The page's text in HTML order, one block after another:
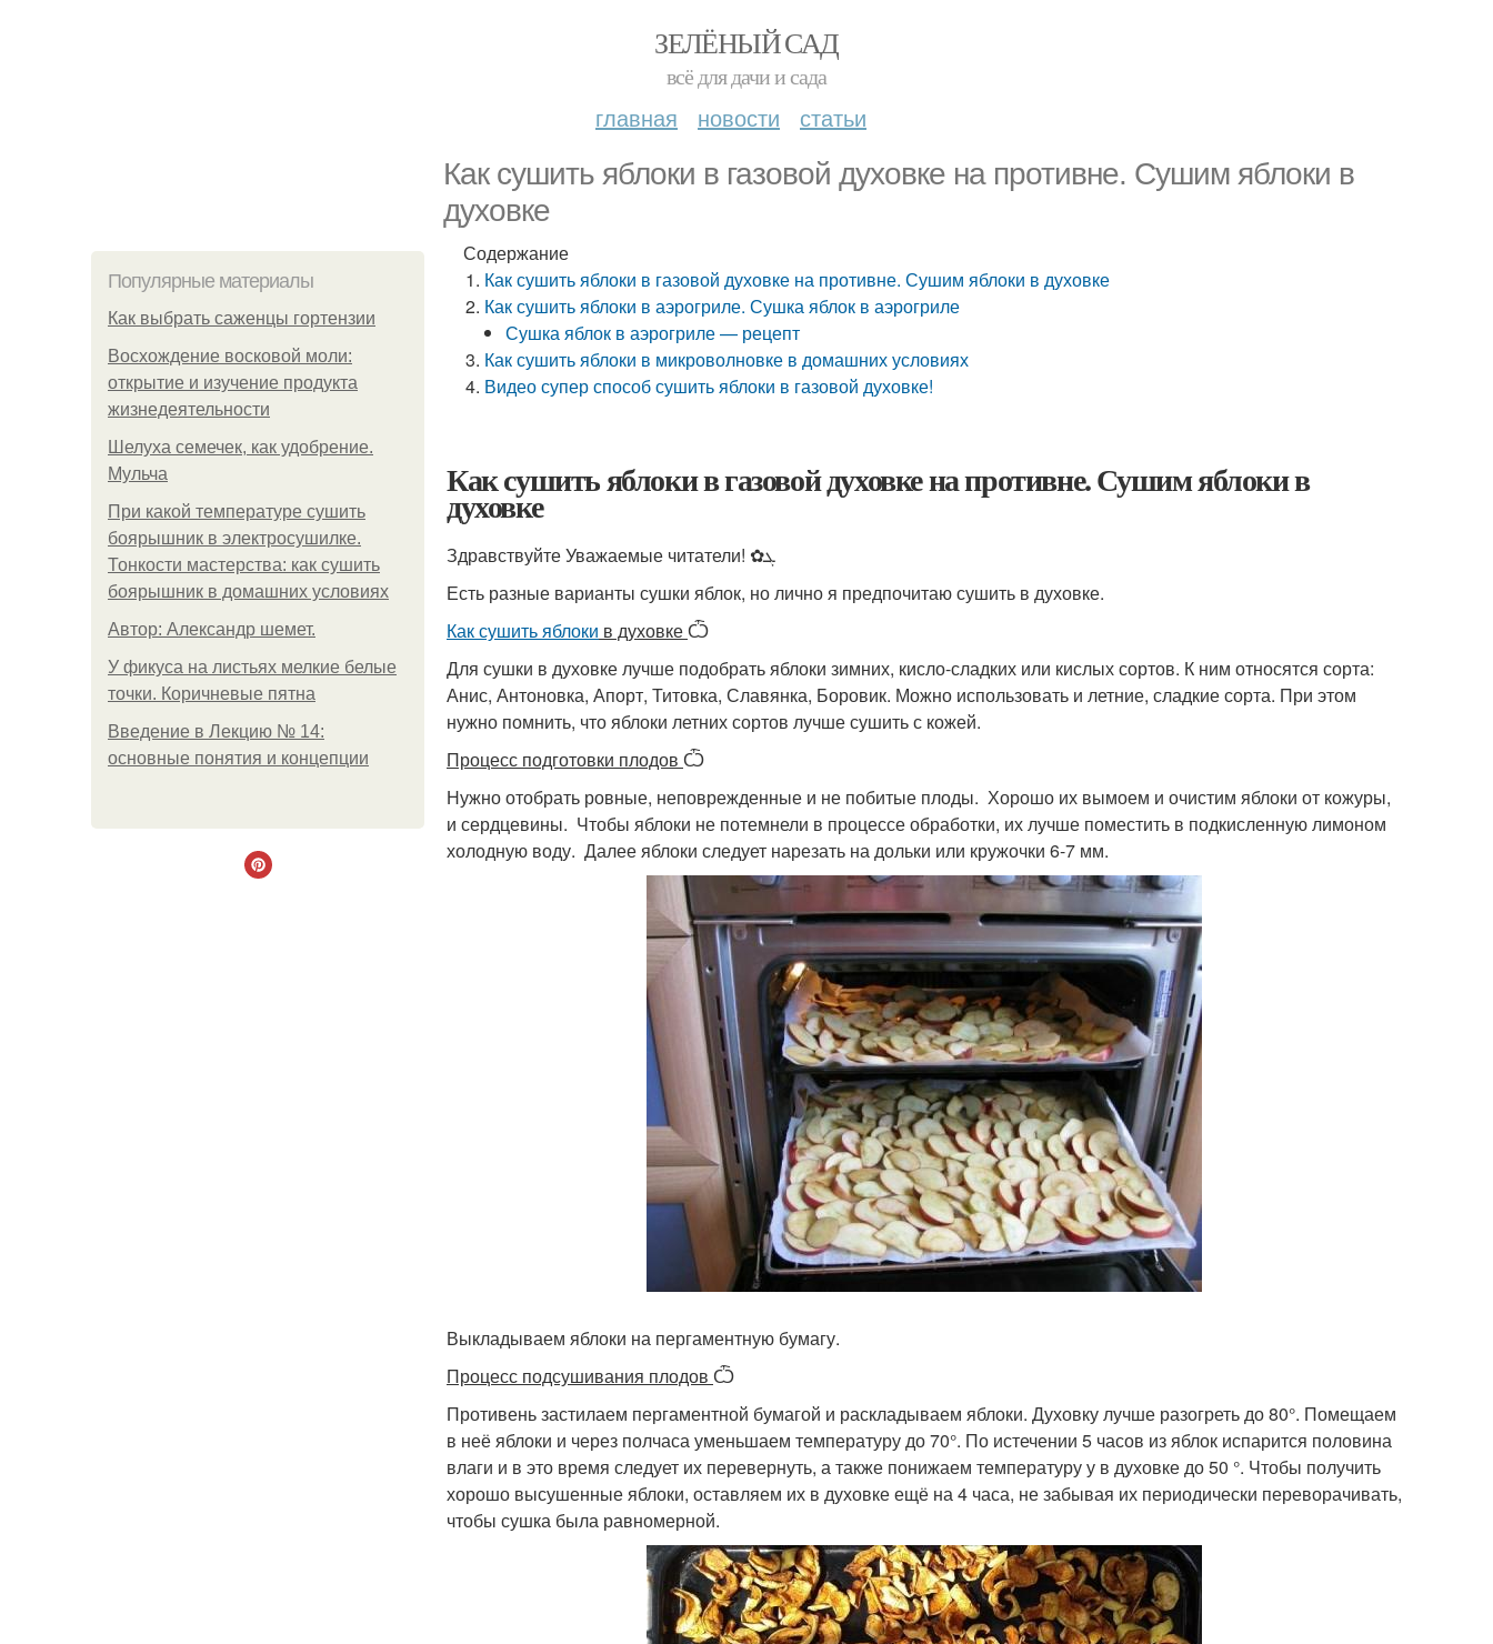
ЗЕЛЁНЫЙ САД
всё для дачи и сада
главная новости статьи
Как сушить яблоки в газовой духовке на противне. Сушим яблоки в
духовке
Популярные материалы
Как выбрать саженцы гортензии
Восхождение восковой моли:
открытие и изучение продукта
жизнедеятельности
Шелуха семечек, как удобрение.
Мульча
При какой температуре сушить
боярышник в электросушилке.
Тонкости мастерства: как сушить
боярышник в домашних условиях
Автор: Александр шемет.
У фикуса на листьях мелкие белые
точки. Коричневые пятна
Введение в Лекцию № 14:
основные понятия и концепции
Содержание
Как сушить яблоки в газовой духовке на противне. Сушим яблоки в духовке
Как сушить яблоки в аэрогриле. Сушка яблок в аэрогриле
Сушка яблок в аэрогриле — рецепт
Как сушить яблоки в микроволновке в домашних условиях
Видео супер способ сушить яблоки в газовой духовке!
Как сушить яблоки в газовой духовке на противне. Сушим яблоки в
духовке
Здравствуйте Уважаемые читатели! ✿ܓ
Есть разные варианты сушки яблок, но лично я предпочитаю сушить в духовке.
Как сушить яблоки в духовкеѼ
Для сушки в духовке лучше подобрать яблоки зимних, кисло-сладких или кислых сортов. К ним относятся сорта:
Анис, Антоновка, Апорт, Титовка, Славянка, Боровик. Можно использовать и летние, сладкие сорта. При этом
нужно помнить, что яблоки летних сортов лучше сушить с кожей.
Процесс подготовки плодов Ѽ
Нужно отобрать ровные, неповрежденные и не побитые плоды. Хорошо их вымоем и очистим яблоки от кожуры,
и сердцевины. Чтобы яблоки не потемнели в процессе обработки, их лучше поместить в подкисленную лимоном
холодную воду. Далее яблоки следует нарезать на дольки или кружочки 6-7 мм.
Выкладываем яблоки на пергаментную бумагу.
Процесс подсушивания плодов Ѽ
Противень застилаем пергаментной бумагой и раскладываем яблоки. Духовку лучше разогреть до 80°. Помещаем
в неё яблоки и через полчаса уменьшаем температуру до 70°. По истечении 5 часов из яблок испарится половина
влаги и в это время следует их перевернуть, а также понижаем температуру у в духовке до 50 °. Чтобы получить
хорошо высушенные яблоки, оставляем их в духовке ещё на 4 часа, не забывая их периодически переворачивать,
чтобы сушка была равномерной.